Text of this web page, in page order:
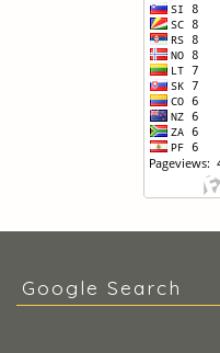
Google Search